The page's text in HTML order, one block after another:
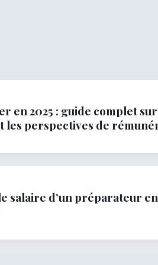
en 2025 : guide complet
les perspectives de
salaire d’un préparateur